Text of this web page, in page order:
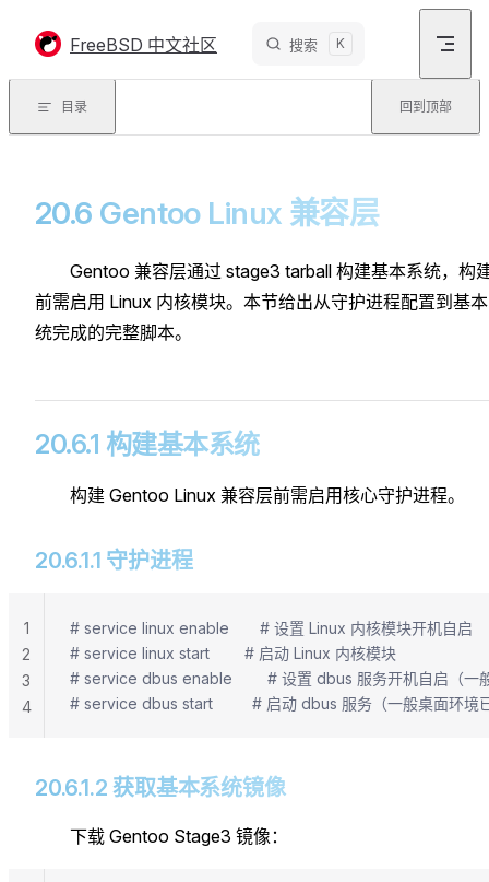
FreeBSD 中文社区 搜索 K
目录 回到顶部
20.6 Gentoo Linux 兼容层
Gentoo 兼容层通过 stage3 tarball 构建基本系统，构
前需启用 Linux 内核模块。本节给出从守护进程配置到基
统完成的完整脚本。
20.6.1 构建基本系统
构建 Gentoo Linux 兼容层前需启用核心守护进程。
20.6.1.1 守护进程
# service linux enable       # 设置 Linux 内核模块开机自启
# service linux start        # 启动 Linux 内核模块
# service dbus enable        # 设置 dbus 服务开机自启（一
# service dbus start         # 启动 dbus 服务（一般桌面环境
1
2
3
4
20.6.1.2 获取基本系统镜像
下载 Gentoo Stage3 镜像：